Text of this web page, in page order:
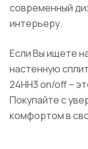
современный
интерьеру.
Если Вы ищете
настенную
24HH3 on/off –
Покупайте с
комфортом в